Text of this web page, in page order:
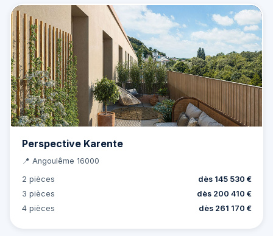
Perspective Karente
📍 Angoulême 16000
2 pièces
dès 145 530 €
3 pièces
dès 200 410 €
4 pièces
dès 261 170 €